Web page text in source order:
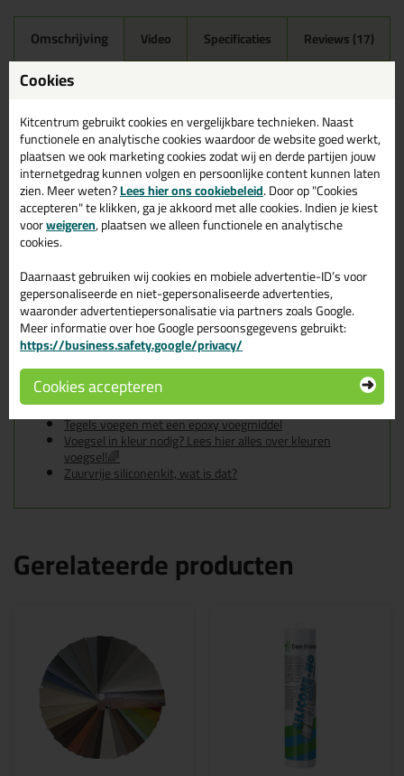
Omschrijving Video Specificaties Reviews (17)
Mapei Mapesil AC 310ml in
119 - London Grijs
Zoek je Mapei Mapesil AC 310ml in een specifieke kleur?
Gevonden! Deze Mapei Mapesil AC 310ml in de kleur 119 -
London Grijs is te gebruiken voor verschillende toepassingen. Een
professioneel en hoogwaardig product welke makkelijk te
gebruiken is. Bestel de Mapei Mapesil AC 310ml in de kleur 119 -
London Grijs vandaag nog! Op voorraad en op werkdagen besteld
= morgen in huis.
Wil je meer weten over de toepassing en kenmerken van dit
product?Lees alles over dit product >
Tips & tricks voor Mapei Mapesil AC
310ml
In de volgende blogs wordt dit product gebruikt:
Tegels kitten? Zo doe je dat!
Tegels voegen met cementgebonden voegmiddel
Tegels voegen met een epoxy voegmiddel
Voegsel in kleur nodig? Lees hier alles over kleuren
voegsel!🌈
Zuurvrije siliconenkit, wat is dat?
Gerelateerde producten
Cookies
Kitcentrum gebruikt cookies en vergelijkbare technieken. Naast
functionele en analytische cookies waardoor de website goed werkt,
plaatsen we ook marketing cookies zodat wij en derde partijen jouw
internetgedrag kunnen volgen en persoonlijke content kunnen laten
zien. Meer weten?Lees hier ons cookiebeleid. Door op "Cookies
accepteren" te klikken, ga je akkoord met alle cookies. Indien je kiest
voorweigeren, plaatsen we alleen functionele en analytische
cookies.
Daarnaast gebruiken wij cookies en mobiele advertentie-ID’s voor
gepersonaliseerde en niet-gepersonaliseerde advertenties,
waaronder advertentiepersonalisatie via partners zoals Google.
Meer informatie over hoe Google persoonsgegevens gebruikt:
https://business.safety.google/privacy/
Cookies accepteren